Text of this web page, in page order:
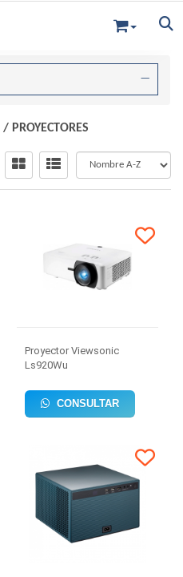
/ PROYECTORES
Proyector Viewsonic
Ls920Wu
CONSULTAR